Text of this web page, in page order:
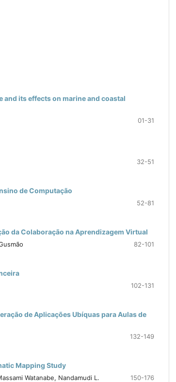
its effects on marine and coastal
01-31
32-51
de Computação
52-81
da Colaboração na Aprendizagem Virtual
82-101
102-131
de Aplicações Ubíquas para Aulas de
132-149
Mapping Study
Watanabe, Nandamudi L.
150-176